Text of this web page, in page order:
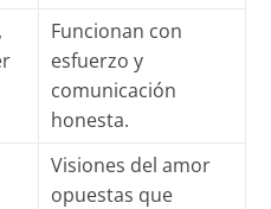
Funcionan con
esfuerzo y
comunicación
honesta.
Visiones del amor
opuestas que